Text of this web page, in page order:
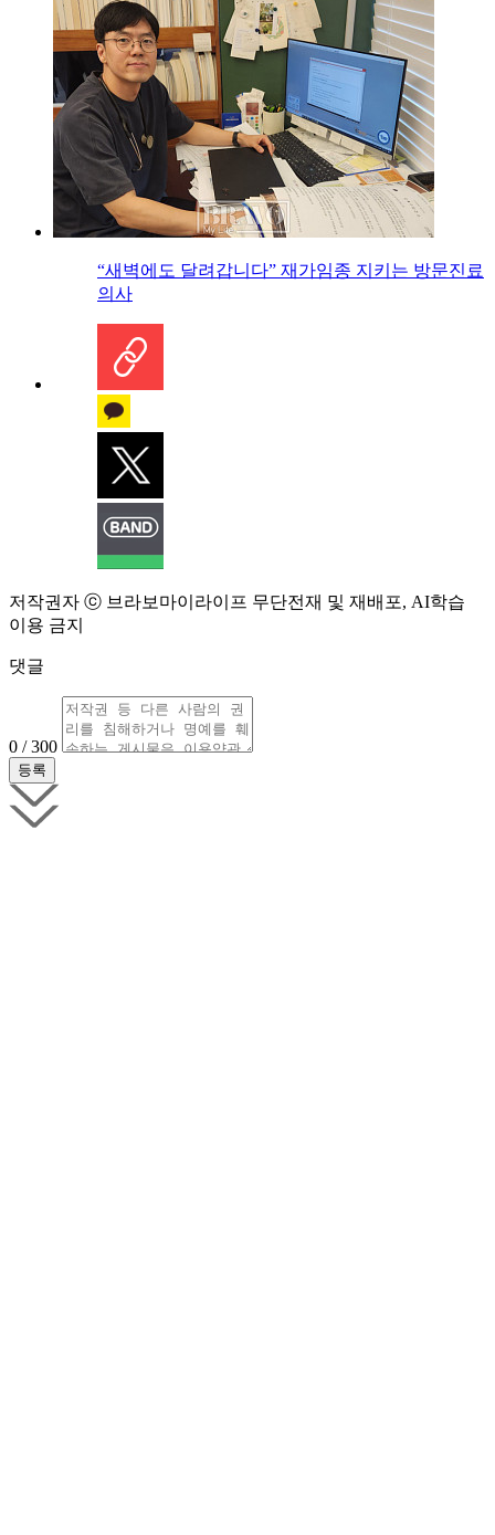
“새벽에도 달려갑니다” 재가임종 지키는 방문진료
의사
저작권자 ⓒ 브라보마이라이프 무단전재 및 재배포, AI학습
이용 금지
댓글
0 / 300